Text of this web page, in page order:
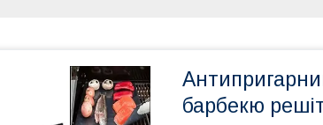
барбекю